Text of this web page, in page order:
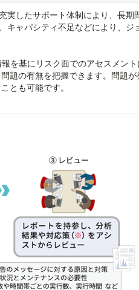
実したサポート体制により、長期
キャパシティ不足などにより、ジ
を基にリスク面でのアセスメン
題の有無を把握できます。問題が
とも可能です。